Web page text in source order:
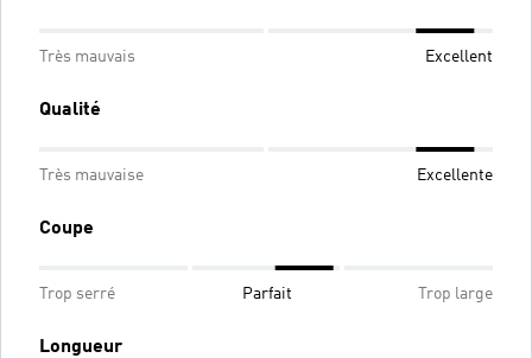
Très mauvais Excellent
Qualité
Très mauvaise Excellente
Coupe
Trop serré Parfait Trop large
Longueur